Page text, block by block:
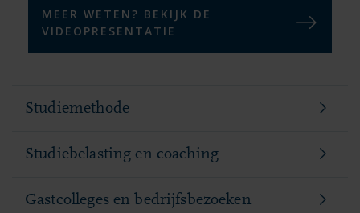
MEER WETEN? BEKIJK DE
VIDEOPRESENTATIE
Studiemethode
Studiebelasting en coaching
Gastcolleges en bedrijfsbezoeken